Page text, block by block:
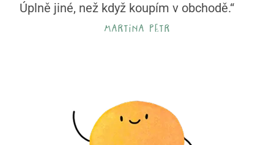
Úplně jiné, než když koupím v obchodě.“
martina petr